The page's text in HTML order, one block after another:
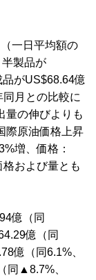
一日平均額の
製品が
がUS$68.64億
月との比較に
量の伸びよりも
際原油価格上昇
増、価格：
および量とも
億（同
億（同
億（同6.1%、
同▲8.7%、